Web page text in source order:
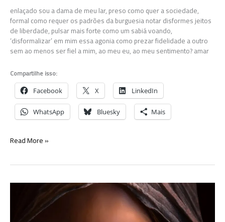
enlaçado sou a dama de meu lar, preso como quer a sociedade,
formal como requer os padrões da burguesia notar disformes jeitos
de liberdade, pulsar mais forte como um sabiá voando,
‘disformalizar’ em mim essa agonia como prezar fidelidade a outro
sem ao menos ser fiel a mim, ao meu eu, ao meu sentimento? amar
Compartilhe isso:
Facebook X LinkedIn
WhatsApp Bluesky Mais
Amor
Read More »